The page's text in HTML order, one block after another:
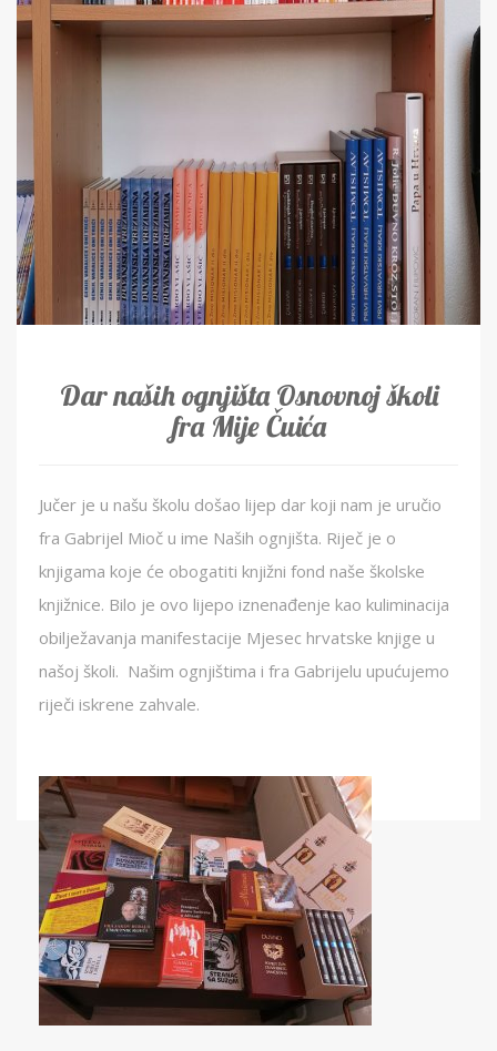
Dar naših ognjišta Osnovnoj školi
fra Mije Čuića
Jučer je u našu školu došao lijep dar koji nam je uručio
fra Gabrijel Mioč u ime Naših ognjišta. Riječ je o
knjigama koje će obogatiti knjižni fond naše školske
knjižnice. Bilo je ovo lijepo iznenađenje kao kuliminacija
obilježavanja manifestacije Mjesec hrvatske knjige u
našoj školi. Našim ognjištima i fra Gabrijelu upućujemo
riječi iskrene zahvale.